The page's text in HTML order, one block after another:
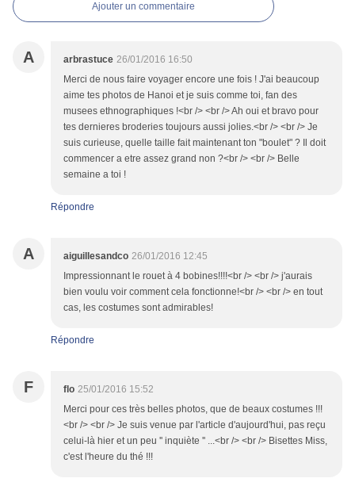
Ajouter un commentaire
A arbrastuce 26/01/2016 16:50
Merci de nous faire voyager encore une fois ! J'ai beaucoup
aime tes photos de Hanoi et je suis comme toi, fan des
musees ethnographiques !<br /> <br /> Ah oui et bravo pour
tes dernieres broderies toujours aussi jolies.<br /> <br /> Je
suis curieuse, quelle taille fait maintenant ton "boulet" ? Il doit
commencer a etre assez grand non ?<br /> <br /> Belle
semaine a toi !
Répondre
A aiguillesandco 26/01/2016 12:45
Impressionnant le rouet à 4 bobines!!!!<br /> <br /> j'aurais
bien voulu voir comment cela fonctionne!<br /> <br /> en tout
cas, les costumes sont admirables!
Répondre
F flo 25/01/2016 15:52
Merci pour ces très belles photos, que de beaux costumes !!!
<br /> <br /> Je suis venue par l'article d'aujourd'hui, pas reçu
celui-là hier et un peu '' inquiète '' ...<br /> <br /> Bisettes Miss,
c'est l'heure du thé !!!